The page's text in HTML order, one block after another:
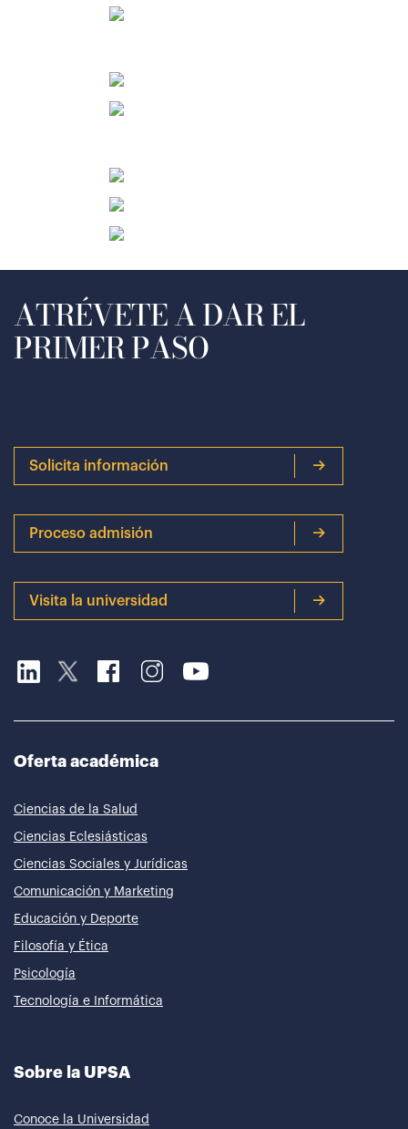
ATRÉVETE A DAR EL
PRIMER PASO
Solicita información
Proceso admisión
Visita la universidad
Oferta académica
Ciencias de la Salud
Ciencias Eclesiásticas
Ciencias Sociales y Jurídicas
Comunicación y Marketing
Educación y Deporte
Filosofía y Ética
Psicología
Tecnología e Informática
Sobre la UPSA
Conoce la Universidad